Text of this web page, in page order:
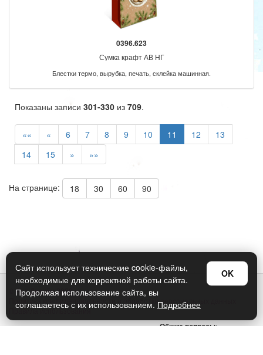
0396.623
Сумка крафт АВ НГ
Блестки термо, вырубка, печать, склейка машинная.
Показаны записи 301-330 из 709.
«« « 6 7 8 9 10 11 12
13
14
15 » »»
На странице: 18 30 60 90
© Арт Дизайн 2026
Политика конфиденциальности и обработки персональных данных
Правила использования
Общие вопросы:
Сайт использует технические cookie-файлы,
необходимые для корректной работы сайта.
Продолжая использование сайта, вы
соглашаетесь с их использованием. Подробнее
OK